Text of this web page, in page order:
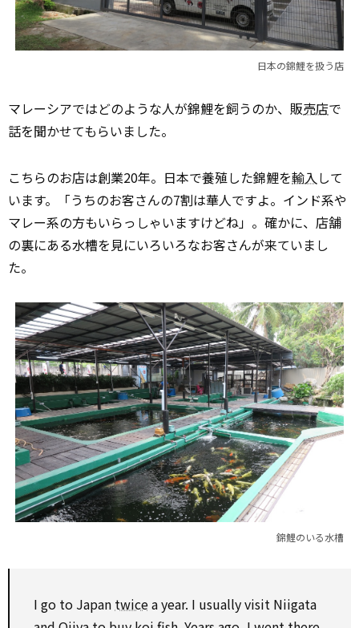
日本の錦鯉を扱う店
マレーシアではどのような人が錦鯉を飼うのか、販売店で
話を聞かせてもらいました。
こちらのお店は創業20年。日本で養殖した錦鯉を輸入して
います。「うちのお客さんの7割は華人ですよ。インド系や
マレー系の方もいらっしゃいますけどね」。確かに、店舗
の裏にある水槽を見にいろいろなお客さんが来ていまし
た。
錦鯉のいる水槽
I go to Japan twicea year. I usually visit Niigata